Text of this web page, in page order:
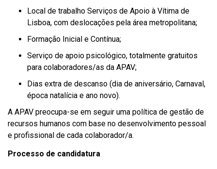
Local de trabalho Serviços de Apoio à Vítima de
Lisboa, com deslocações pela área metropolitana;
Formação Inicial e Contínua;
Serviço de apoio psicológico, totalmente gratuitos
para colaboradores/as da APAV;
Dias extra de descanso (dia de aniversário, Carnaval,
época natalícia e ano novo).
A APAV preocupa-se em seguir uma política de gestão de
recursos humanos com base no desenvolvimento pessoal
e profissional de cada colaborador/a.
Processo de candidatura